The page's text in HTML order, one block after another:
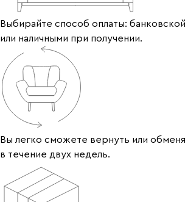
Выбирайте способ оплаты:
или наличными при получении.
Вы легко сможете вернуть или
в течение двух недель.